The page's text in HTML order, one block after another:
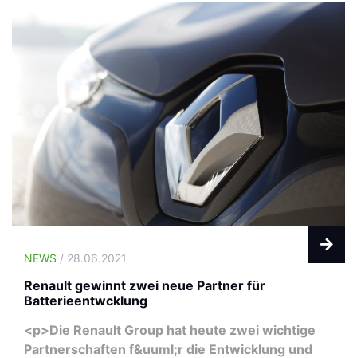
NEWS / 28.06.2021
Renault gewinnt zwei neue Partner für
Batterieentwcklung
<p>Die Renault Group hat heute zwei wichtige
Partnerschaften f&uuml;r die Entwicklung und